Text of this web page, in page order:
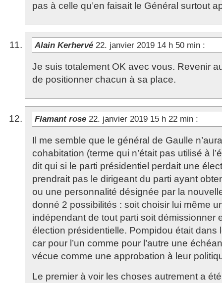
pas à celle qu’en faisait le Général surtout
Alain Kerhervé 22. janvier 2019 14 h 50 min :
Je suis totalement OK avec vous. Revenir
de positionner chacun à sa place.
Flamant rose 22. janvier 2019 15 h 22 min :
Il me semble que le général de Gaulle
cohabitation (terme qui n’était pas utilisé à
dit qui si le parti présidentiel perdait une
prendrait pas le dirigeant du parti ayant
ou une personnalité désignée par la
donné 2 possibilités : soit choisir lui même
indépendant de tout parti soit démissionner
élection présidentielle. Pompidou était dans
car pour l’un comme pour l’autre une
vécue comme une approbation à leur
Le premier à voir les choses autrement a